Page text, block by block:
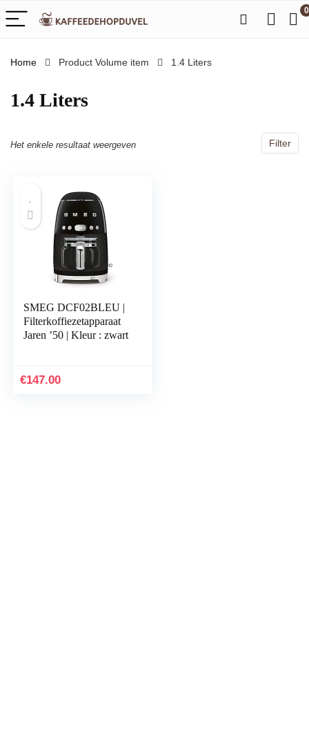
0
Home Product Volume item ‎1.4 Liters
‎1.4 Liters
Filter
Het enkele resultaat weergeven
SMEG DCF02BLEU |
Filterkoffiezetapparaat
Jaren ’50 | Kleur : zwart
€147.00